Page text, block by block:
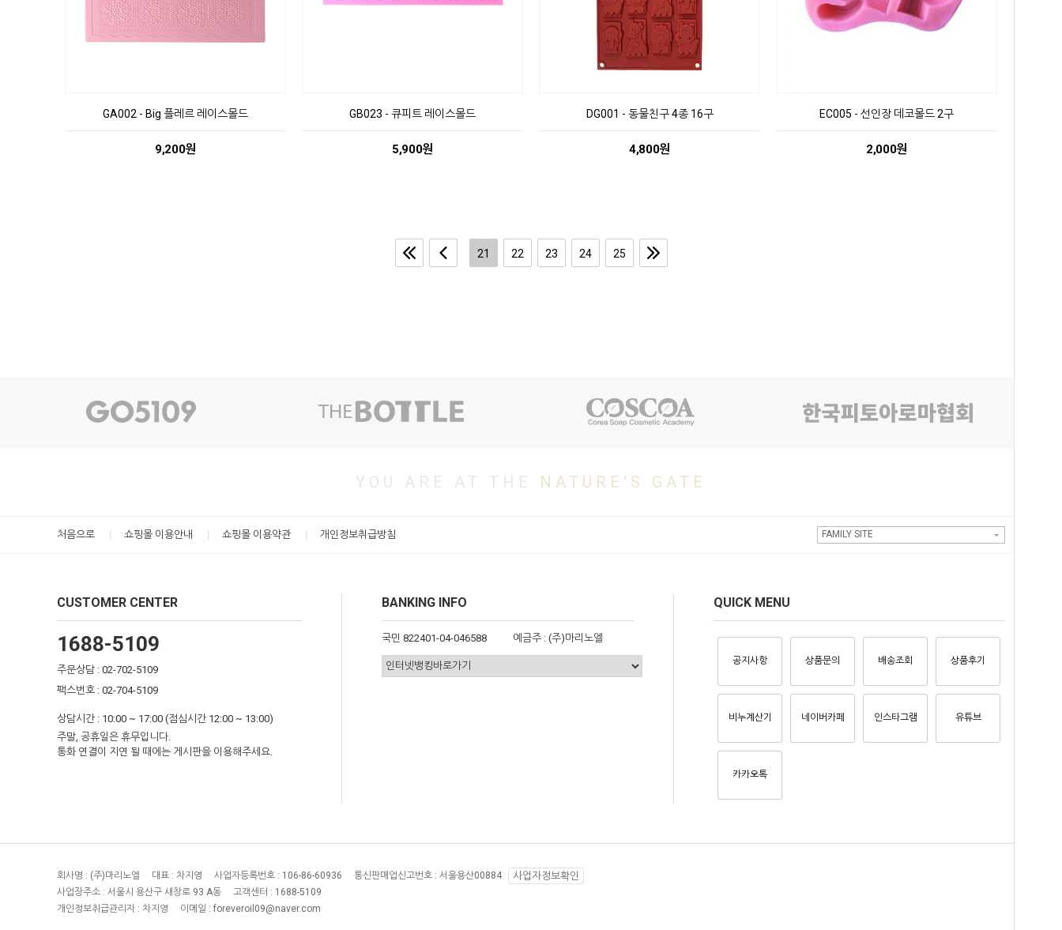
GA002 - Big 플레르 레이스몰드
9,200원
GB023 - 큐피트 레이스몰드
5,900원
DG001 - 동물친구 4종 16구
4,800원
EC005 - 선인장 데코몰드 2구
2,000원
21 22 23 24 25
YOU ARE AT THE NATURE'S GATE
처음으로 쇼핑몰 이용안내 쇼핑몰 이용약관 개인정보취급방침 FAMILY SITE
CUSTOMER CENTER
1688-5109
주문상담 : 02-702-5109
팩스번호 : 02-704-5109
상담시간 : 10:00 ~ 17:00 (점심시간 12:00 ~ 13:00)
주말, 공휴일은 휴무입니다.
통화 연결이 지연 될 때에는 게시판을 이용해주세요.
BANKING INFO
국민 822401-04-046588 예금주 : (주)마리노엘
QUICK MENU
공지사항 상품문의 배송조회 상품후기
비누계산기 네이버카페 인스타그램 유튜브
카카오톡
회사명 : (주)마리노엘 대표 : 차지영 사업자등록번호 : 106-86-60936 통신판매업신고번호 : 서울용산00884 사업자정보확인
사업장주소 : 서울시 용산구 새창로 93 A동 고객센터 : 1688-5109
개인정보취급관리자 : 차지영 이메일 : foreveroil09@naver.com